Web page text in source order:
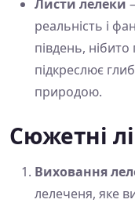
Листи лелеки
реальність і
південь,
підкреслює
природою.
Сюжетні
Виховання
лелеченя, яке